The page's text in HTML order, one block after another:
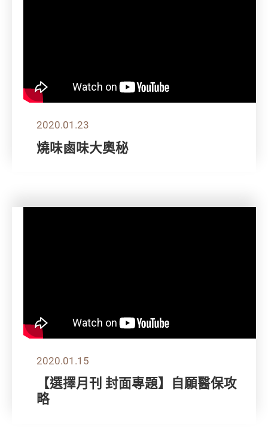
2020.01.23
燒味鹵味大奧秘
2020.01.15
【選擇月刊 封面專題】自願醫保攻
略